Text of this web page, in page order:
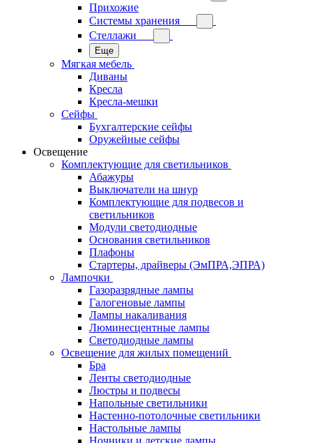
Прихожие
Системы хранения
Стеллажи
Еще
Мягкая мебель
Диваны
Кресла
Кресла-мешки
Сейфы
Бухгалтерские сейфы
Оружейные сейфы
Освещение
Комплектующие для светильников
Абажуры
Выключатели на шнур
Комплектующие для подвесов и
светильников
Модули светодиодные
Основания светильников
Плафоны
Стартеры, драйверы (ЭмПРА,ЭПРА)
Лампочки
Газоразрядные лампы
Галогеновые лампы
Лампы накаливания
Люминесцентные лампы
Светодиодные лампы
Освещение для жилых помещений
Бра
Ленты светодиодные
Люстры и подвесы
Напольные светильники
Настенно-потолочные светильники
Настольные лампы
Ночники и детские лампы